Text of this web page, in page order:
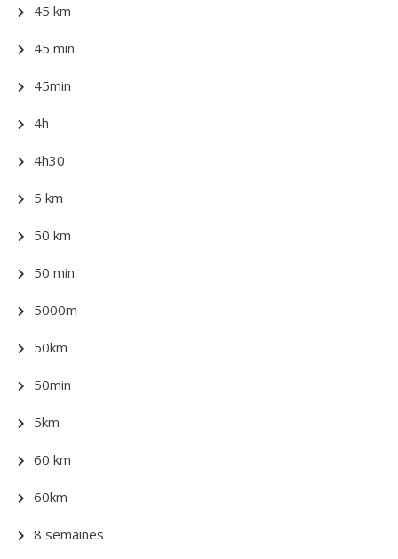
45 km
45 min
45min
4h
4h30
5 km
50 km
50 min
5000m
50km
50min
5km
60 km
60km
8 semaines